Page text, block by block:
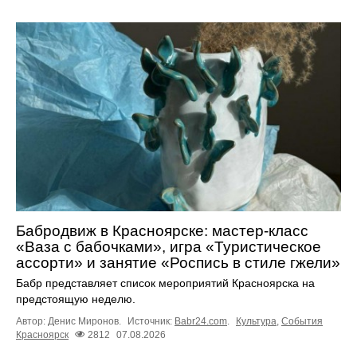
Бабродвиж в Красноярске: мастер-класс
«Ваза с бабочками», игра «Туристическое
ассорти» и занятие «Роспись в стиле гжели»
Бабр представляет список мероприятий Красноярска на
предстоящую неделю.
Автор: Денис Миронов. Источник: Babr24.com Культура События
Красноярск
2812 07.08.2026